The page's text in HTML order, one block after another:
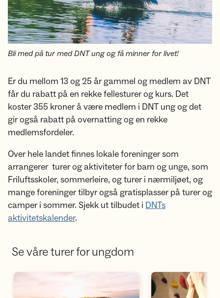
Bli med på tur med DNT ung og få minner for livet!
Er du mellom 13 og 25 år gammel og medlem av DNT
får du rabatt på en rekke fellesturer og kurs. Det
koster 355 kroner å være medlem i DNT ung og det
gir også rabatt på overnatting og en rekke
medlemsfordeler.
Over hele landet finnes lokale foreninger som
arrangerer turer og aktiviteter for barn og unge, som
Friluftsskoler, sommerleire, og turer i nærmiljøet, og
mange foreninger tilbyr også gratisplasser på turer og
camper i sommer. Sjekk ut tilbudet i DNTs
aktivitetskalender.
Se våre turer for ungdom